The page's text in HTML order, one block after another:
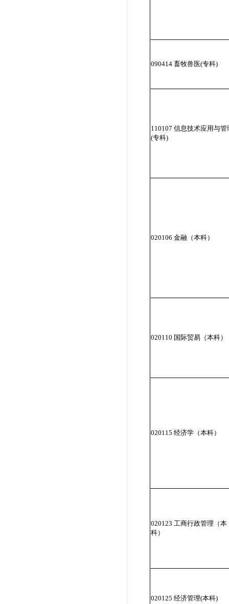
090414 畜牧兽医(专科)
110107 信息技术应用与管
(专科)
020106 金融（本科）
020110 国际贸易（本科）
020115 经济学（本科）
020123 工商行政管理（本
科）
020125 经济管理(本科)